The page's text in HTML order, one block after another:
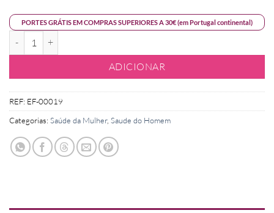
PORTES GRÁTIS EM COMPRAS SUPERIORES A 30€ (em Portugal continental)
ADICIONAR
REF: EF-00019
Categorias: Saúde da Mulher, Saude do Homem